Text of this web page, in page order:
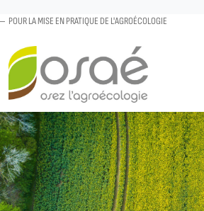
POUR LA MISE EN PRATIQUE DE L'AGROÉCOLOGIE